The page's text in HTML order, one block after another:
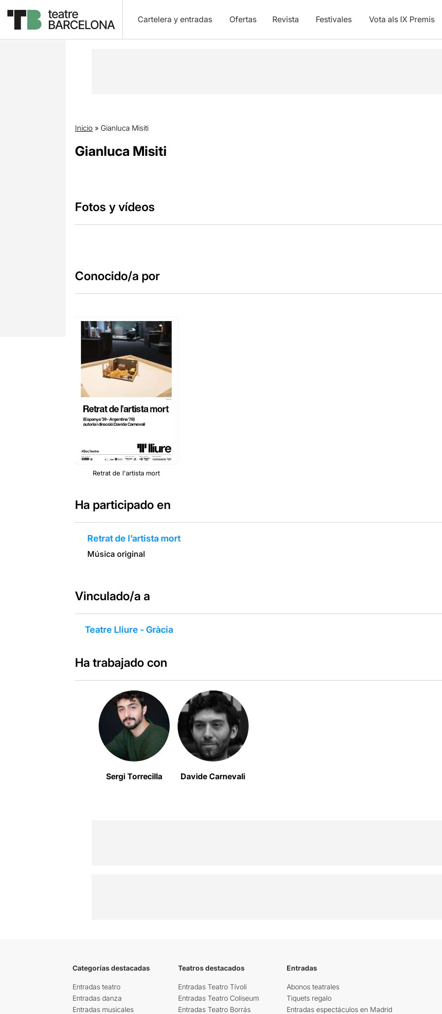
Cartelera y entradas Ofertas Revista Festivales Vota als IX Premis
Inicio » Gianluca Misiti
Gianluca Misiti
Fotos y vídeos
Conocido/a por
Retrat de l'artista mort
Ha participado en
Retrat de l’artista mort
Música original
Vinculado/a a
Teatre Lliure - Gràcia
Ha trabajado con
Sergi Torrecilla Davide Carnevali
Categorías destacadas
Entradas teatro
Entradas danza
Entradas musicales
Teatros destacados
Entradas Teatro Tívoli
Entradas Teatro Coliseum
Entradas Teatro Borrás
Entradas
Abonos teatrales
Tiquets regalo
Entradas espectáculos en Madrid